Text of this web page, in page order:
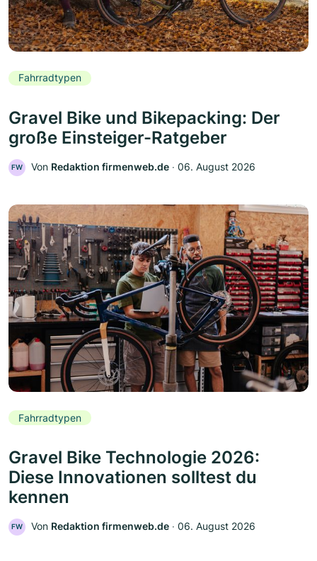
Fahrradtypen
Gravel Bike und Bikepacking: Der
große Einsteiger-Ratgeber
FW Von Redaktion firmenweb.de ‧ 06. August 2026
Fahrradtypen
Gravel Bike Technologie 2026:
Diese Innovationen solltest du
kennen
FW Von Redaktion firmenweb.de ‧ 06. August 2026